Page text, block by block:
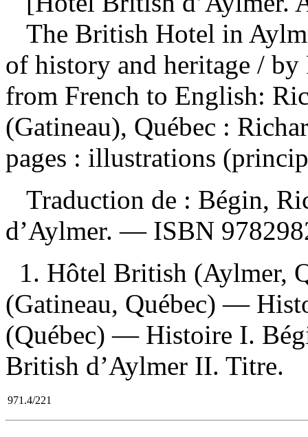
The British Hotel in
of history and heritage / by
from French to English:
(Gatineau), Québec :
pages : illustrations
Traduction de : Bégin,
d’Aylmer. — ISBN
1. Hôtel British (Aylmer,
(Gatineau, Québec) —
(Québec) — Histoire I.
British d’Aylmer II. Titre.
971.4/221